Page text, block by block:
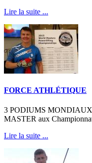
Lire la suite ...
FORCE ATHLÉTIQUE
3 PODIUMS MONDIAUX
MASTER aux
Lire la suite ...